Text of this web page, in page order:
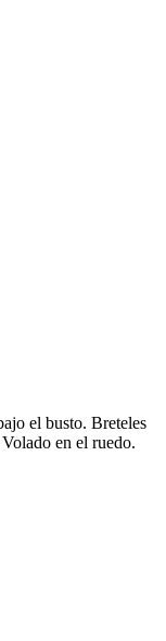
el busto. Breteles
en el ruedo.